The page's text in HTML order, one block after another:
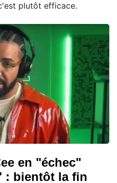
plutôt efficace.
en "échec"
: bientôt la fin